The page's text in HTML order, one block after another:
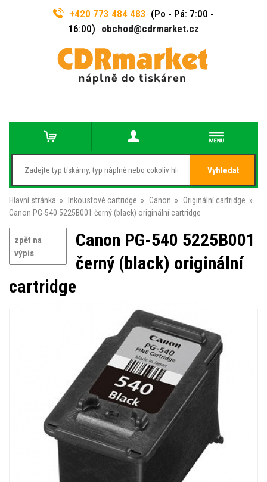
+420 773 484 483 (Po - Pá: 7:00 -
16:00) obchod@cdrmarket.cz
Vyhledat
Hlavní stránka » Inkoustové cartridge » Canon » Originální cartridge »
Canon PG-540 5225B001 černý (black) originální cartridge
zpět na
výpis
Canon PG-540 5225B001
černý (black) originální
cartridge